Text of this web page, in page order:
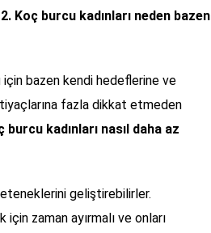
2. Koç burcu kadınları neden bazen
için bazen kendi hedeflerine ve
fazla dikkat etmeden
burcu kadınları nasıl daha az
geliştirebilirler.
için zaman ayırmalı ve onları